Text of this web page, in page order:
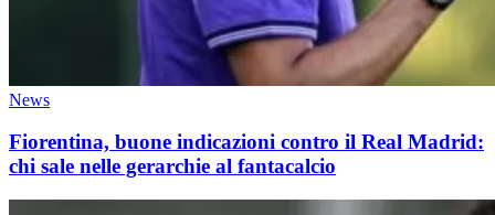
News
Fiorentina, buone indicazioni contro il Real Madrid:
chi sale nelle gerarchie al fantacalcio